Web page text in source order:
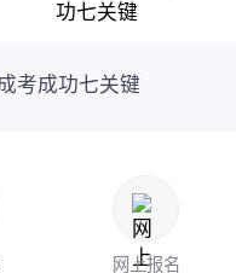
考成功七关键
网上报名